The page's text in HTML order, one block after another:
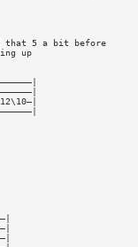
that 5 a bit before
up